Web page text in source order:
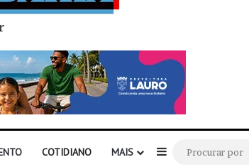
COTIDIANO MAIS Barra Lateral